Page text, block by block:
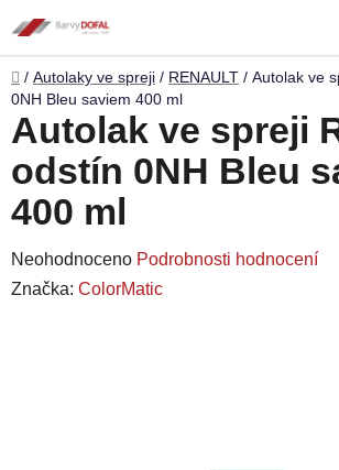
na
obsah
Domů
/ Autolaky ve spreji / RENAULT / Autolak ve
0NH Bleu saviem 400 ml
Autolak ve spreji
odstín 0NH Bleu
400 ml
Průměrné
hodnocení
Neohodnoceno Podrobnosti hodnocení
Značka: ColorMatic